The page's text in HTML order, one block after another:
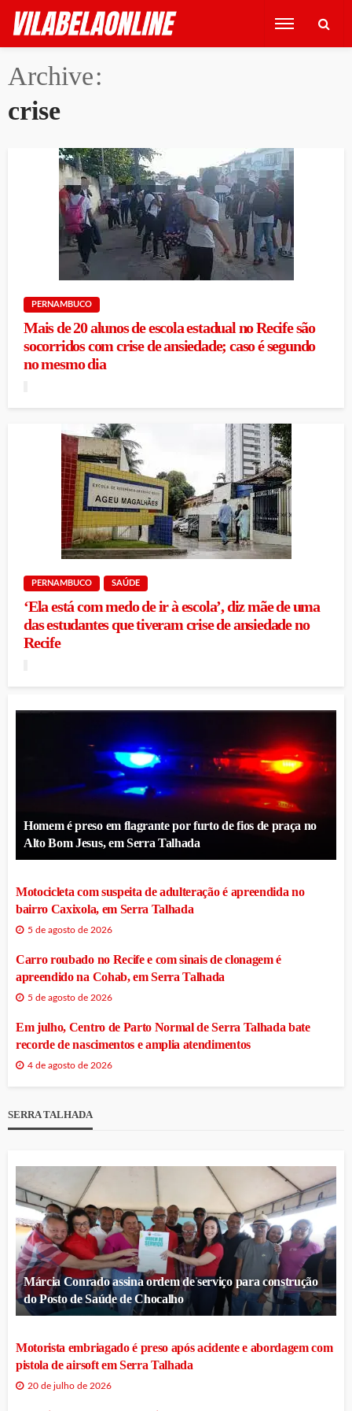
Archive
crise
PERNAMBUCO
Mais de 20 alunos de escola estadual no Recife são
socorridos com crise de ansiedade; caso é segundo
no mesmo dia
PERNAMBUCO SAÚDE
‘Ela está com medo de ir à escola’, diz mãe de uma
das estudantes que tiveram crise de ansiedade no
Recife
Homem é preso em flagrante por furto de fios de praça no
Alto Bom Jesus, em Serra Talhada
Motocicleta com suspeita de adulteração é apreendida no
bairro Caxixola, em Serra Talhada
5 de agosto de 2026
Carro roubado no Recife e com sinais de clonagem é
apreendido na Cohab, em Serra Talhada
5 de agosto de 2026
Em julho, Centro de Parto Normal de Serra Talhada bate
recorde de nascimentos e amplia atendimentos
4 de agosto de 2026
SERRA TALHADA
Márcia Conrado assina ordem de serviço para construção
do Posto de Saúde de Chocalho
Motorista embriagado é preso após acidente e abordagem com
pistola de airsoft em Serra Talhada
20 de julho de 2026